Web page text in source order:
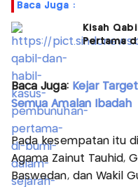
Baca Juga :
Kisah
Pertama
Baca Juga: Kejar
Semua Amalan Ibadah
Pada kesempatan itu
Agama Zainut Tauhid,
Baswedan, dan Wakil